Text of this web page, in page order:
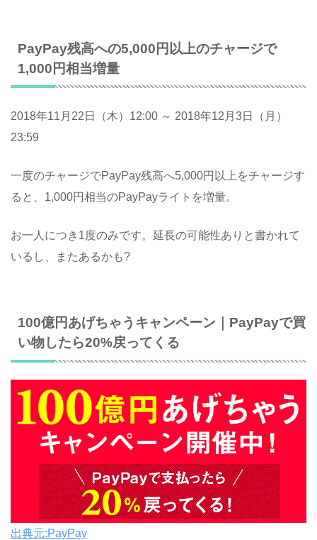
PayPay残高への5,000円以上のチャージで
1,000円相当増量
2018年11月22日（木）12:00 ～ 2018年12月3日（月）
23:59
一度のチャージでPayPay残高へ5,000円以上をチャージす
ると、1,000円相当のPayPayライトを増量。
お一人につき1度のみです。延長の可能性ありと書かれて
いるし、またあるかも?
100億円あげちゃうキャンペーン｜PayPayで買
い物したら20%戻ってくる
出典元:PayPay